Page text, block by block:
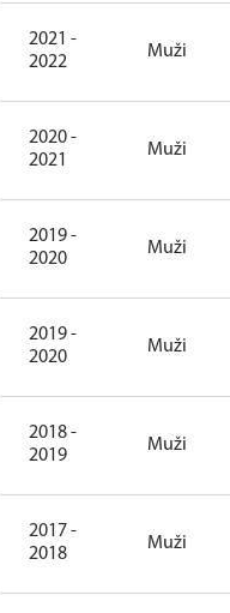
2021 -
2022
Muži
2020 -
2021
Muži
2019 -
2020
Muži
2019 -
2020
Muži
2018 -
2019
Muži
2017 -
2018
Muži